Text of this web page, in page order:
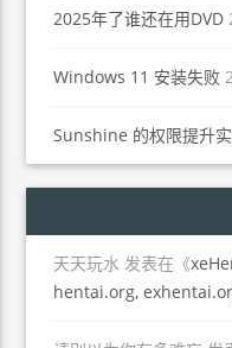
2025年了谁还在用DVD
Windows 11 安装失败
Sunshine 的权限提升
天天玩水 发表在《
hentai.org,